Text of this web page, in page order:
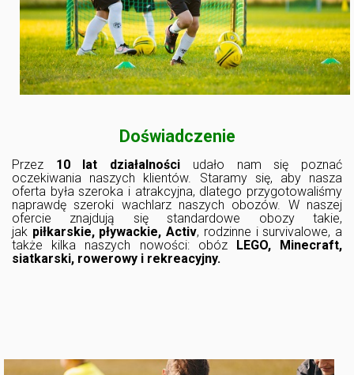
Doświadczenie
Przez 10 lat działalności udało nam się poznać
oczekiwania naszych klientów. Staramy się, aby nasza
oferta była szeroka i atrakcyjna, dlatego przygotowaliśmy
naprawdę szeroki wachlarz naszych obozów. W naszej
ofercie znajdują się standardowe obozy takie,
jak piłkarskie, pływackie, Activ, rodzinne i survivalowe, a
także kilka naszych nowości: obóz
LEGO, Minecraft,
siatkarski, rowerowy i rekreacyjny.